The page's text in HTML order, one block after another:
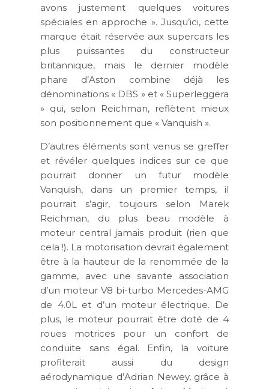
avons justement quelques voitures
spéciales en approche ». Jusqu’ici, cette
marque était réservée aux supercars les
plus puissantes du constructeur
britannique, mais le dernier modèle
phare d’Aston combine déjà les
dénominations « DBS » et « Superleggera
» qui, selon Reichman, reflètent mieux
son positionnement que « Vanquish ».
D’autres éléments sont venus se greffer
et révéler quelques indices sur ce que
pourrait donner un futur modèle
Vanquish, dans un premier temps, il
pourrait s’agir, toujours selon Marek
Reichman, du plus beau modèle à
moteur central jamais produit (rien que
cela !). La motorisation devrait également
être à la hauteur de la renommée de la
gamme, avec une savante association
d’un moteur V8 bi-turbo Mercedes-AMG
de 4.0L et d’un moteur électrique. De
plus, le moteur pourrait être doté de 4
roues motrices pour un confort de
conduite sans égal. Enfin, la voiture
profiterait aussi du design
aérodynamique d’Adrian Newey, grâce à